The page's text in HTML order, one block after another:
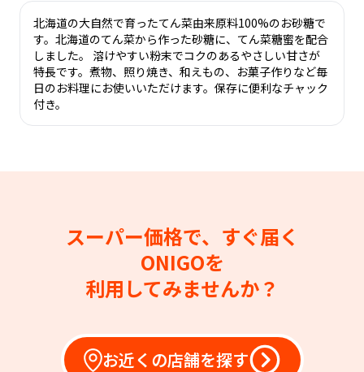
北海道の大自然で育ったてん菜由来原料100%のお砂糖で
す。北海道のてん菜から作った砂糖に、てん菜糖蜜を配合
しました。 溶けやすい粉末でコクのあるやさしい甘さが
特長です。煮物、照り焼き、和えもの、お菓子作りなど毎
日のお料理にお使いいただけます。保存に便利なチャック
付き。
スーパー価格で、すぐ届く
ONIGOを
利用してみませんか？
お近くの店舗を探す